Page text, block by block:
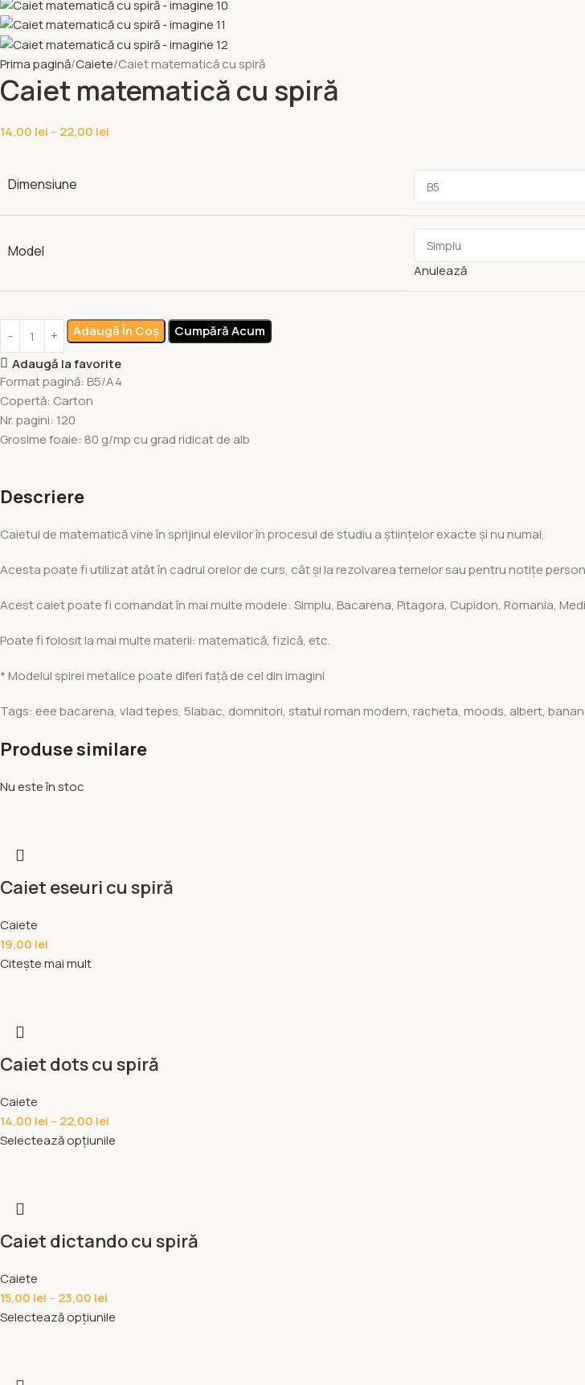
Prima pagină Caiete Caiet matematică cu spiră
Caiet matematică cu spiră
14,00 lei –22,00 lei
Dimensiune
Model
Anulează
Adaugă În Coș
Cumpără Acum
Adaugă la favorite
Format pagină: B5/A4
Copertă: Carton
Nr. pagini: 120
Grosime foaie: 80 g/mp cu grad ridicat de alb
Descriere
Caietul de matematică vine în sprijinul elevilor în procesul de studiu a științelor exacte și nu numai.
Acesta poate fi utilizat atât în cadrul orelor de curs, cât și la rezolvarea temelor sau pentru notițe
Acest caiet poate fi comandat în mai multe modele: Simplu, Bacarena, Pitagora, Cupidon, Romania,
Poate fi folosit la mai multe materii: matematică, fizică, etc.
* Modelul spirei metalice poate diferi față de cel din imagini
Tags: eee bacarena, vlad tepes, 5labac, domnitori, statul roman modern, racheta, moods, albert,
Produse similare
Nu este în stoc
Caiet eseuri cu spiră
Caiete
19,00 lei
Citește mai mult
Caiet dots cu spiră
Caiete
14,00 lei –22,00 lei
Selectează opțiunile
Caiet dictando cu spiră
Caiete
15,00 lei –23,00 lei
Selectează opțiunile